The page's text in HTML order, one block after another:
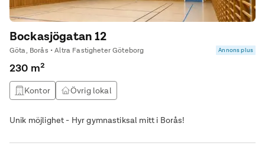
Bockasjögatan 12
Göta, Borås • Altra Fastigheter Göteborg Annons plus
230 m²
Kontor Övrig lokal
Unik möjlighet - Hyr gymnastiksal mitt i Borås!